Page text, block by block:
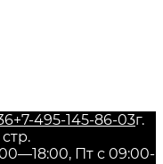
+7-495-145-86-03г.
Пт с 09:00-